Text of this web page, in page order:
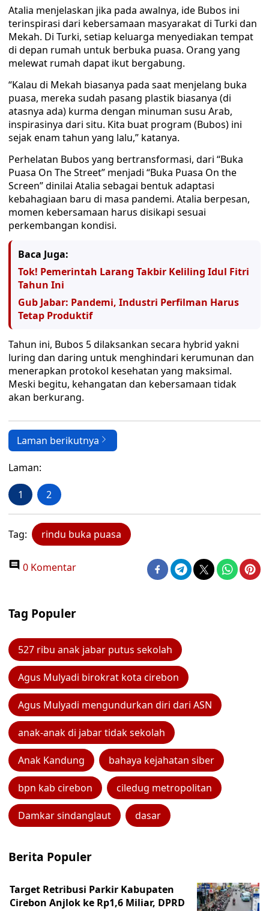
Atalia menjelaskan jika pada awalnya, ide Bubos ini
terinspirasi dari kebersamaan masyarakat di Turki dan
Mekah. Di Turki, setiap keluarga menyediakan tempat
di depan rumah untuk berbuka puasa. Orang yang
melewat rumah dapat ikut bergabung.
“Kalau di Mekah biasanya pada saat menjelang buka
puasa, mereka sudah pasang plastik biasanya (di
atasnya ada) kurma dengan minuman susu Arab,
inspirasinya dari situ. Kita buat program (Bubos) ini
sejak enam tahun yang lalu,” katanya.
Perhelatan Bubos yang bertransformasi, dari “Buka
Puasa On The Street” menjadi “Buka Puasa On the
Screen” dinilai Atalia sebagai bentuk adaptasi
kebahagiaan baru di masa pandemi. Atalia berpesan,
momen kebersamaan harus disikapi sesuai
perkembangan kondisi.
Baca Juga:
Tok! Pemerintah Larang Takbir Keliling Idul Fitri
Tahun Ini
Gub Jabar: Pandemi, Industri Perfilman Harus
Tetap Produktif
Tahun ini, Bubos 5 dilaksankan secara hybrid yakni
luring dan daring untuk menghindari kerumunan dan
menerapkan protokol kesehatan yang maksimal.
Meski begitu, kehangatan dan kebersamaan tidak
akan berkurang.
Laman berikutnya
Laman:
1 2
Tag: rindu buka puasa
0 Komentar
Tag Populer
527 ribu anak jabar putus sekolah
Agus Mulyadi birokrat kota cirebon
Agus Mulyadi mengundurkan diri dari ASN
anak-anak di jabar tidak sekolah
Anak Kandung bahaya kejahatan siber
bpn kab cirebon ciledug metropolitan
Damkar sindanglaut dasar
Berita Populer
Target Retribusi Parkir Kabupaten
Cirebon Anjlok ke Rp1,6 Miliar, DPRD